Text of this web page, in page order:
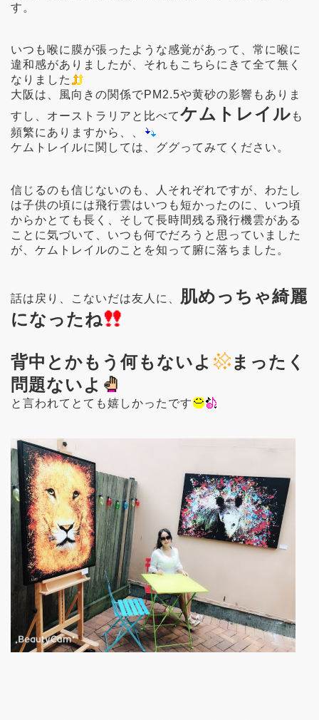
す。
いつも喉に膜が張ったような感覚があって、常に喉に
違和感がありましたが、それもこちらにきて全て無く
なりました
大阪は、風向きの関係でPM2.5や黄砂の影響もありま
すし、オーストラリアと比べてケムトレイル も
頻繁にありますから、、
ケムトレイルに関しては、ググってみてください。
信じるのも信じないのも、人それぞれですが、わたし
は子供の頃には飛行雲はいつも短かったのに、いつ頃
からかとても長く、そして長時間残る飛行機雲がある
ことに気づいて、いつも何でだろうと思っていました
が、ケムトレイルのことを知って腑に落ちました。
話は戻り、こないだは友人に、
肌めっちゃ綺麗
になったね
背中とかもう何もないよ
まったく
問題ないよ
と言われてとても嬉しかったです